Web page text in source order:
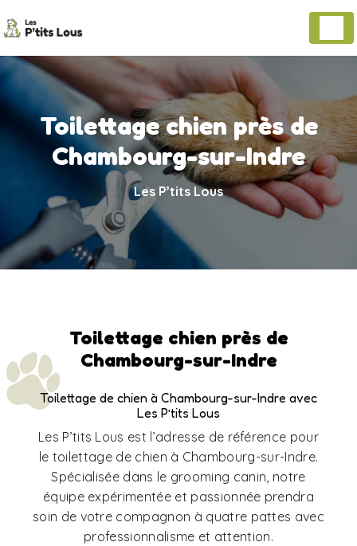
Toilettage chien près de
Chambourg-sur-Indre
Les P’tits Lous
Toilettage chien près de
Chambourg-sur-Indre
Toilettage de chien à Chambourg-sur-Indre avec
Les P’tits Lous
Les P’tits Lous est l’adresse de référence pour
le toilettage de chien à Chambourg-sur-Indre.
Spécialisée dans le grooming canin, notre
équipe expérimentée et passionnée prendra
soin de votre compagnon à quatre pattes avec
professionnalisme et attention.